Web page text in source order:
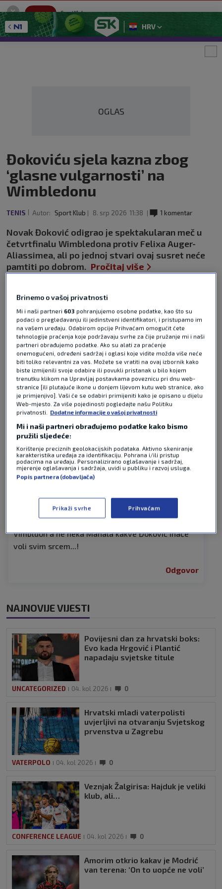
SportKlub
Sport portal
GET - On the Google Play
HRV
OGLAS
Đokoviću sjela kazna zbog
‘glasne vulgarnosti’ na
Wimbledonu
TENIS Autor: Sport Klub 8. srp 2026 11:38 1 komentar
Novak Đoković odigrao je spektakularan meč u
četvrtfinalu Wimbledona protiv Felixa Auger-
Aliassimea, ali po jednoj stvari ovaj susret neće
pamtiti po dobrom. Pročitaj više
Pošalji odgovor
Pošalji
prije 4 tjedana
Trebinjac
Pa nije mu ovo prvi put da psuje,vrijeđa ili se
neprimjereno šepuri po ovom terenu, kaznu je
zaslužio pa čak i mnogo veću...Ipak je ovo
Vimbldon a ne neka Mahala kakve Đoković inače
voli svim srcem...!
Odgovor
NAJNOVIJE VIJESTI
Povijesni dan za hrvatski boks:
Evo kada Hrgović i Plantić
napadaju svjetske titule
UNCATEGORIZED 04. kol 2026 0
Hrvatski mladi vaterpolisti
uvjerljivi na otvaranju Svjetskog
prvenstva u Zagrebu
VATERPOLO 04. kol 2026 0
Veznjak Žalgirisa: Hajduk je veliki
klub, ali…
CONFERENCE LEAGUE 04. kol 2026 0
Amorim otkrio kakav je Modrić
van terena: ‘On to uopće ne voli’
Brinemo o vašoj privatnosti
Mi i naši partneri 603 pohranjujemo osobne podatke, kao što su
podaci o pregledavanju ili jedinstveni identifikatori, i pristupamo im
na vašem uređaju. Odabirom opcije Prihvaćam omogućit ćete
tehnologije praćenja koje podržavaju svrhe za čije pružanje mi i naši
partneri obrađujemo podatke. Ako su alati za praćenje
onemogućeni, određeni sadržaj i oglasi koje vidite možda više neće
biti toliko relevantni za vas. Možete se vratiti na ovaj izbornik kako
biste izmijenili svoje odabire ili povukli pristanak u bilo kojem
trenutku klikom na Upravljaj postavkama poveznicu pri dnu web-
stranice [ili plutajuće ikone u donjem lijevom kutu web stranice, ako
je primjenjivo]. Vaši će se odabiri primijeniti kako je opisano u dijelu
Web-mjesto. Za više pojedinosti pogledajte našu Politiku
privatnosti.
Dodatne informacije o vašoj privatnosti
Mi i naši partneri obrađujemo podatke kako bismo
pružili sljedeće:
Korištenje preciznih geolokacijskih podataka. Aktivno skeniranje
karakteristika uređaja za identifikaciju. Pohrana i/ili pristup
podacima na uređaju. Personalizirano oglašavanje i sadržaj,
mjerenje oglašavanja i sadržaja, uvidi u publiku i razvoj usluga.
Popis partnera (dobavljača)
Prikaži svrhe Prihvaćam